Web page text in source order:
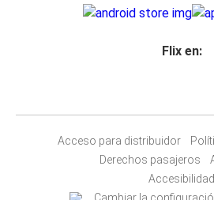
Flix en:
Acceso para distribuidor
Derechos pasajeros
Accesibilidad
Cambiar la